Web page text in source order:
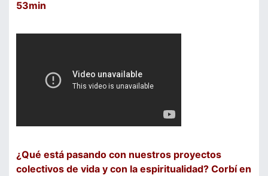
53min
¿Qué está pasando con nuestros proyectos
colectivos de vida y con la espiritualidad? Corbí en